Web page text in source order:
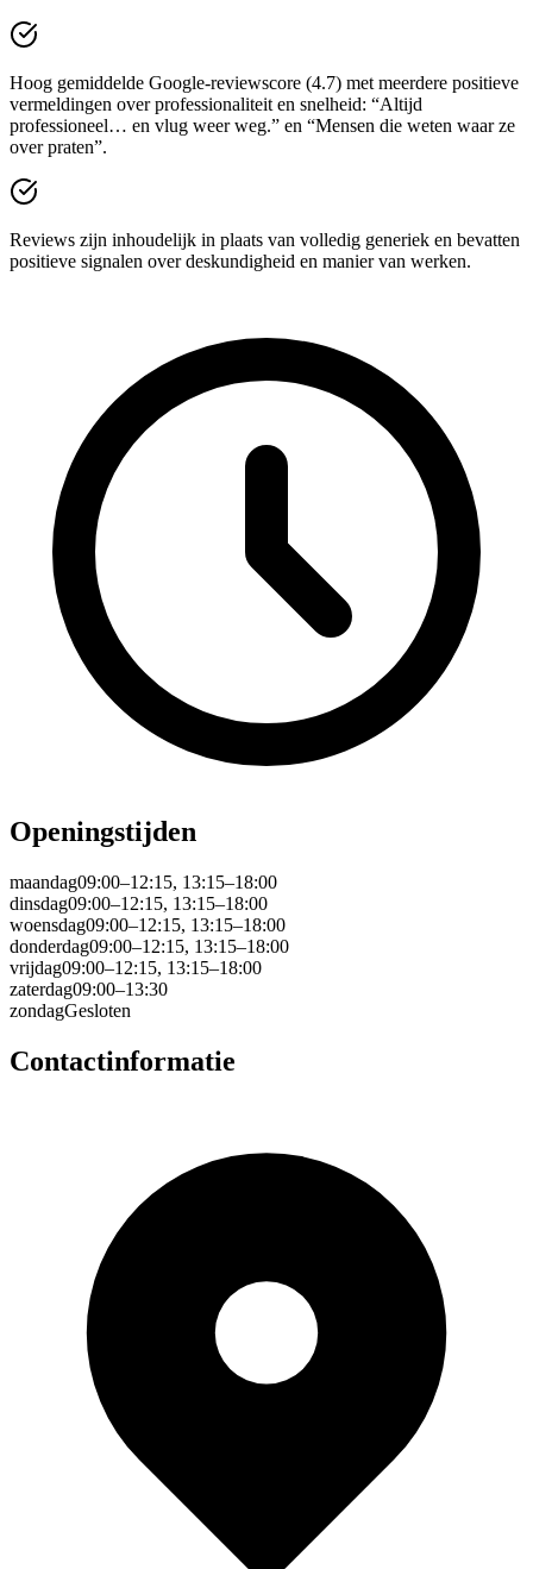
Hoog gemiddelde Google-reviewscore (4.7) met meerdere positieve
vermeldingen over professionaliteit en snelheid: “Altijd
professioneel… en vlug weer weg.” en “Mensen die weten waar ze
over praten”.
Reviews zijn inhoudelijk in plaats van volledig generiek en bevatten
positieve signalen over deskundigheid en manier van werken.
Openingstijden
maandag09:00–12:15, 13:15–18:00
dinsdag09:00–12:15, 13:15–18:00
woensdag09:00–12:15, 13:15–18:00
donderdag09:00–12:15, 13:15–18:00
vrijdag09:00–12:15, 13:15–18:00
zaterdag09:00–13:30
zondagGesloten
Contactinformatie